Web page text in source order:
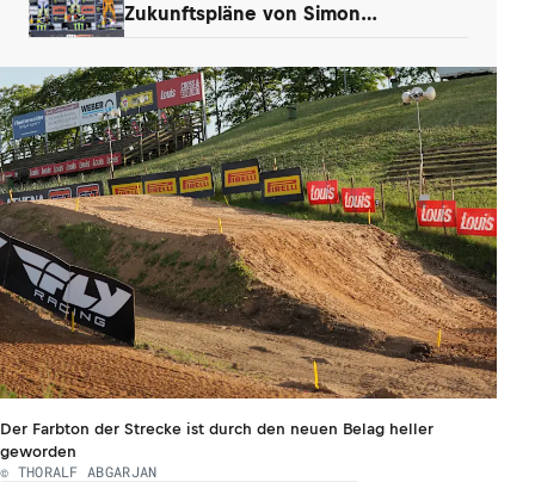
Zukunftspläne von Simon
Der Farbton der Strecke ist durch den neuen Belag heller
geworden
© THORALF ABGARJAN